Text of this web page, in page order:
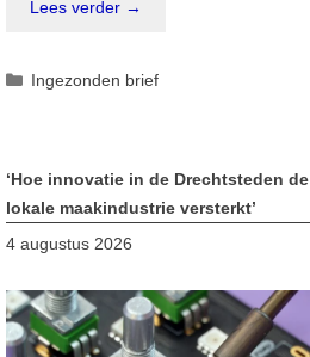
Lees verder →
Categorieën
Ingezonden brief
‘Hoe innovatie in de Drechtsteden de
lokale maakindustrie versterkt’
4 augustus 2026